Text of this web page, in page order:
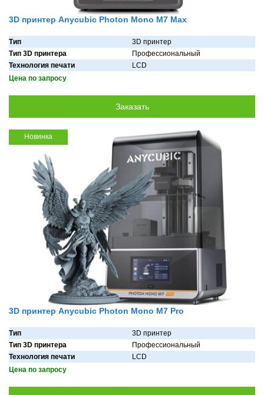
3D принтер Anycubic Photon Mono M7 Max
Тип
3D принтер
Тип 3D принтера
Профессиональный
Технология печати
LCD
Цена по запросу
Новинка
3D принтер Anycubic Photon Mono M7 Pro
Тип
3D принтер
Тип 3D принтера
Профессиональный
Технология печати
LCD
Цена по запросу